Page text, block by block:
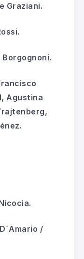
Graziani.
Agustina
/